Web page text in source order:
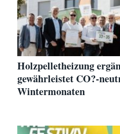
Holzpelletheizung
gewährleistet CO?-
Wintermonaten